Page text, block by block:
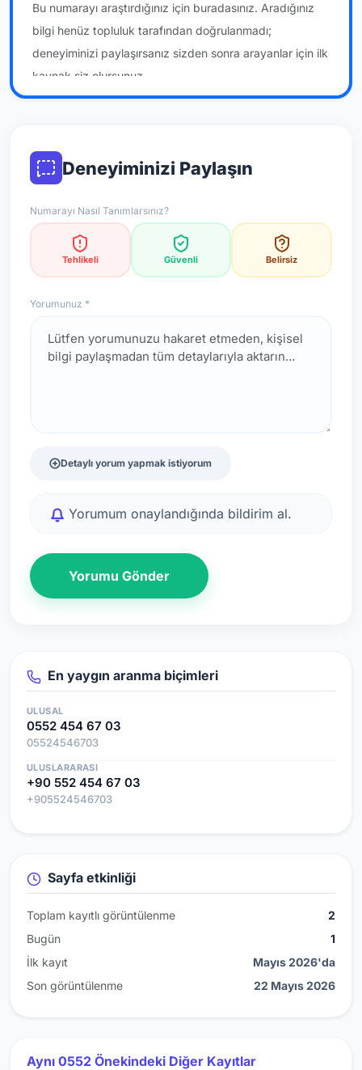
Bu numarayı araştırdığınız için buradasınız. Aradığınız
bilgi henüz topluluk tarafından doğrulanmadı;
deneyiminizi paylaşırsanız sizden sonra arayanlar için ilk
kaynak siz olursunuz.
Deneyiminizi Paylaşın
Numarayı Nasıl Tanımlarsınız?
Tehlikeli Güvenli Belirsiz
Yorumunuz *
Detaylı yorum yapmak istiyorum
Yorumum onaylandığında bildirim al.
Yorumu Gönder
En yaygın aranma biçimleri
ULUSAL
0552 454 67 03
05524546703
ULUSLARARASI
+90 552 454 67 03
+905524546703
Sayfa etkinliği
Toplam kayıtlı görüntülenme
2
Bugün
1
İlk kayıt
Mayıs 2026'da
Son görüntülenme
22 Mayıs 2026
Aynı 0552 Önekindeki Diğer Kayıtlar